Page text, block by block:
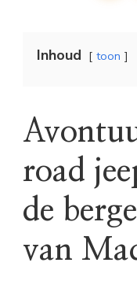
Inhoud toon
road
de
van